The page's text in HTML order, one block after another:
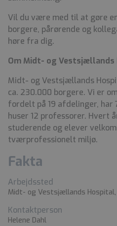
Vil du være med til at gøre
borgere, pårørende og
høre fra dig.
Om Midt- og Vestsjællands
Midt- og Vestsjællands
ca. 230.000 borgere. Vi er
fordelt på 19 afdelinger, har
huser 12 professorer. Hvert
studerende og elever
tværprofessionelt miljø.
Fakta
Arbejdssted
Midt- og Vestsjællands
Kontaktperson
Helene Dahl